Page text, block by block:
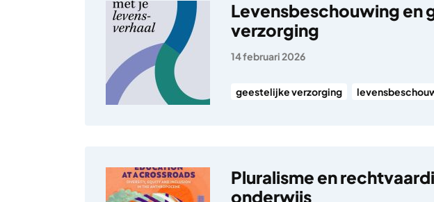
Levensbeschouwing en
verzorging
14 februari 2026
geestelijke verzorging
Pluralisme en
onderwijs